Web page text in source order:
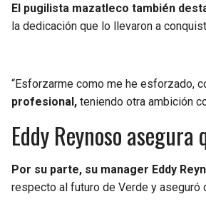
El pugilista mazatleco también
la dedicación que lo llevaron a
“Esforzarme como me he esforzado,
profesional, teniendo otra ambición
Eddy Reynoso
Por su parte, su manager Eddy
respecto al futuro de Verde y